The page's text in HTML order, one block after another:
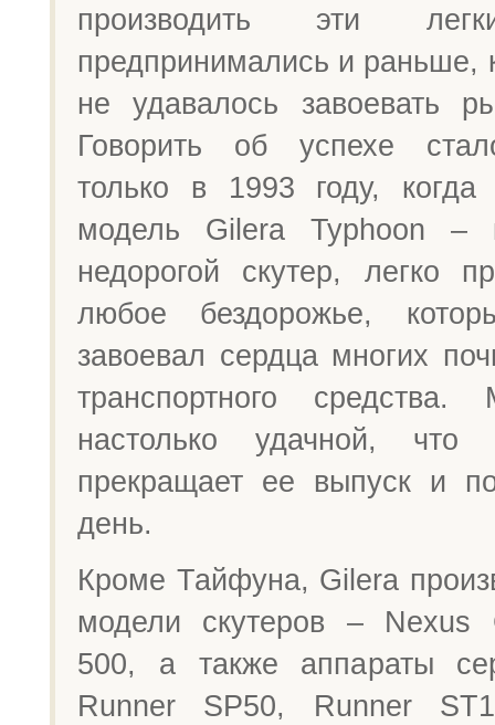
производить эти
предпринимались и раньше,
не удавалось завоевать
Говорить об успехе
только в 1993 году, когда
модель Gilera Typhoon –
недорогой скутер, легко
любое бездорожье,
завоевал сердца многих
транспортного
настолько удачной, что
прекращает ее выпуск и
день.
Кроме Тайфуна, Gilera
модели скутеров – Nexus
500, а также аппараты
Runner SP50, Runner